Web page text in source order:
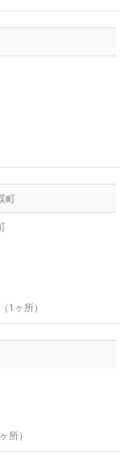
町
（1ヶ所）
所）